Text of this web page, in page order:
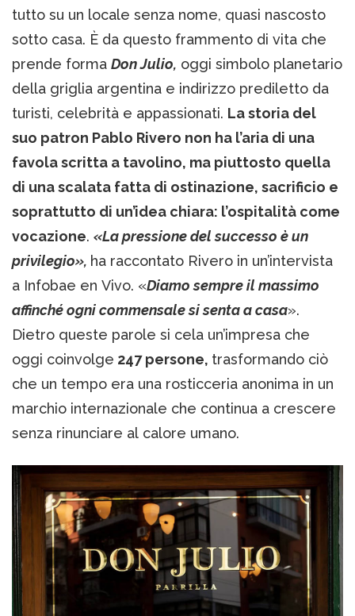
tutto su un locale senza nome, quasi nascosto
sotto casa. È da questo frammento di vita che
prende forma Don Julio, oggi simbolo planetario
della griglia argentina e indirizzo prediletto da
turisti, celebrità e appassionati. La storia del
suo patron Pablo Rivero non ha l’aria di una
favola scritta a tavolino, ma piuttosto quella
di una scalata fatta di ostinazione, sacrificio e
soprattutto di un’idea chiara: l’ospitalità come
vocazione. «La pressione del successo è un
privilegio», ha raccontato Rivero in un’intervista
a Infobae en Vivo. «Diamo sempre il massimo
affinché ogni commensale si senta a casa».
Dietro queste parole si cela un’impresa che
oggi coinvolge 247 persone, trasformando ciò
che un tempo era una rosticceria anonima in un
marchio internazionale che continua a crescere
senza rinunciare al calore umano.